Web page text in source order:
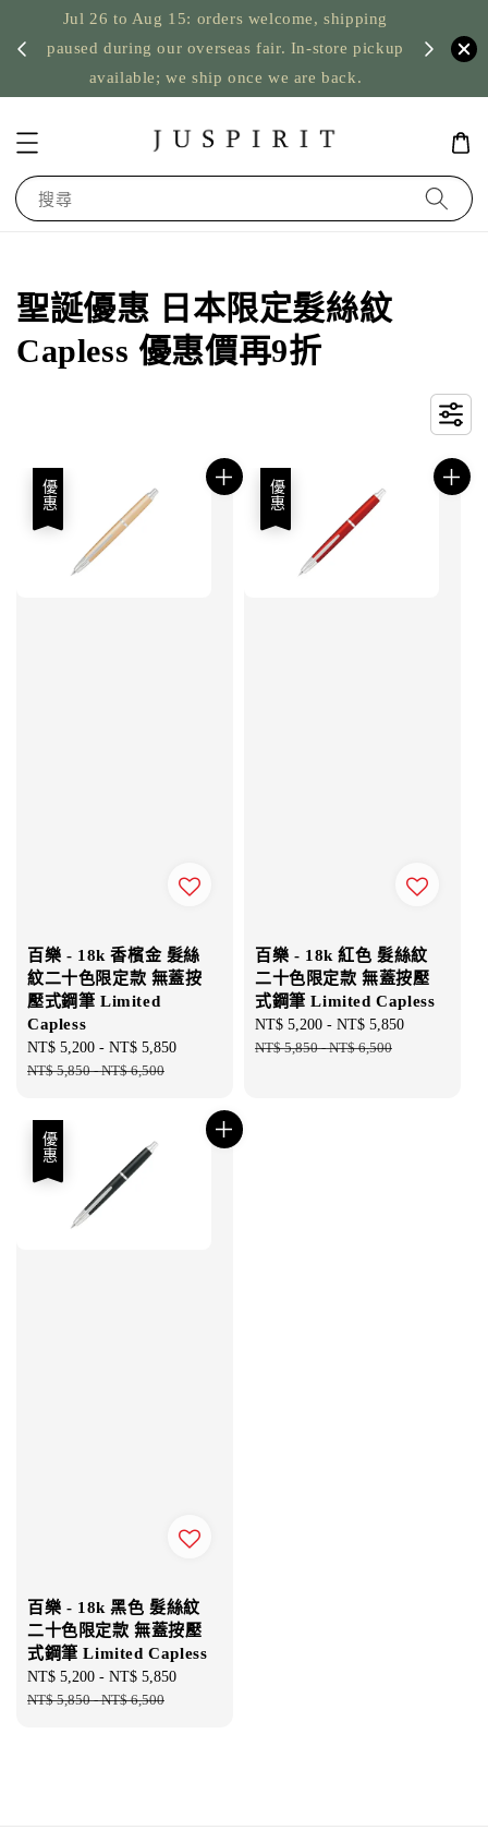
Jul 26 to Aug 15: orders welcome, shipping
paused during our overseas fair. In-store pickup
available; we ship once we are back.
US
搜尋
聖誕優惠 日本限定髮絲紋
Capless 優惠價再9折
優惠
百樂 - 18k 香檳金 髮絲
紋二十色限定款 無蓋按
壓式鋼筆 Limited
Capless
Sale
price
NT$ 5,200 - NT$ 5,850
NT$ 5,850-NT$ 6,500
優惠
百樂 - 18k 紅色 髮絲紋
二十色限定款 無蓋按壓
式鋼筆 Limited Capless
Sale
price
NT$ 5,200 - NT$ 5,850
NT$ 5,850-NT$ 6,500
優惠
百樂 - 18k 黑色 髮絲紋
二十色限定款 無蓋按壓
式鋼筆 Limited Capless
Sale
price
NT$ 5,200 - NT$ 5,850
NT$ 5,850-NT$ 6,500